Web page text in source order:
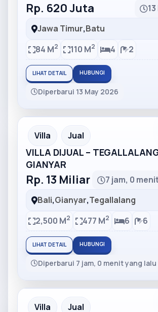
Rp. 620 Juta
Jawa Timur,Batu
84 M2 110 M2 4 2
LIHAT DETAIL HUBUNGI
Diperbarui 13 May 2026
Partner Ad
Villa Jual
VILLA DIJUAL –
GIANYAR
Rp. 13 Miliar
7 jam, 0
Bali,Gianyar,Tegallalang
2,500 M2 477 M2 6 6
LIHAT DETAIL HUBUNGI
Diperbarui 7 jam, 0 menit yang lalu
Partner Ad
Villa Jual